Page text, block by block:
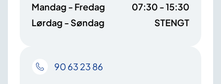
Mandag - Fredag
07:30 - 15:30
Lørdag - Søndag
STENGT
90 63 23 86